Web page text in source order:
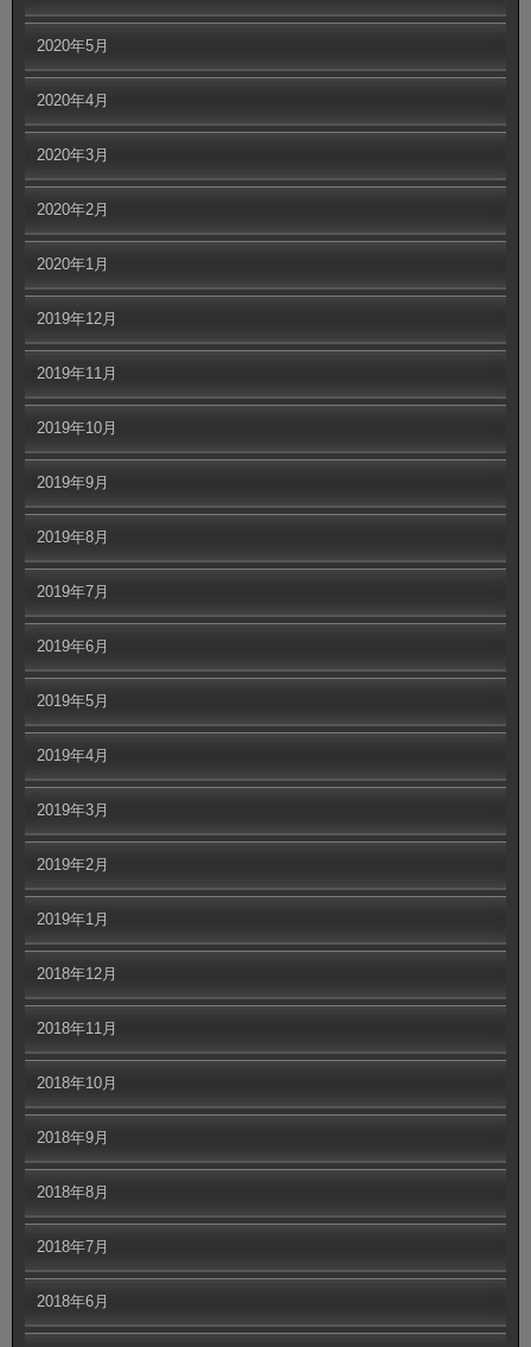
2020年5月
2020年4月
2020年3月
2020年2月
2020年1月
2019年12月
2019年11月
2019年10月
2019年9月
2019年8月
2019年7月
2019年6月
2019年5月
2019年4月
2019年3月
2019年2月
2019年1月
2018年12月
2018年11月
2018年10月
2018年9月
2018年8月
2018年7月
2018年6月